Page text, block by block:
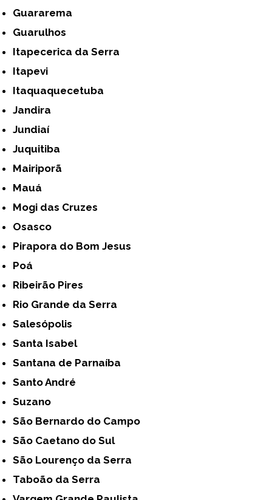
Guararema
Guarulhos
Itapecerica da Serra
Itapevi
Itaquaquecetuba
Jandira
Jundiaí
Juquitiba
Mairiporã
Mauá
Mogi das Cruzes
Osasco
Pirapora do Bom Jesus
Poá
Ribeirão Pires
Rio Grande da Serra
Salesópolis
Santa Isabel
Santana de Parnaíba
Santo André
Suzano
São Bernardo do Campo
São Caetano do Sul
São Lourenço da Serra
Taboão da Serra